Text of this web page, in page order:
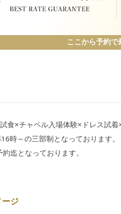
ここから予約で
食×チャペル入場体験×ドレス試着
時～の三部制となっております。
迄となっております。
ジ